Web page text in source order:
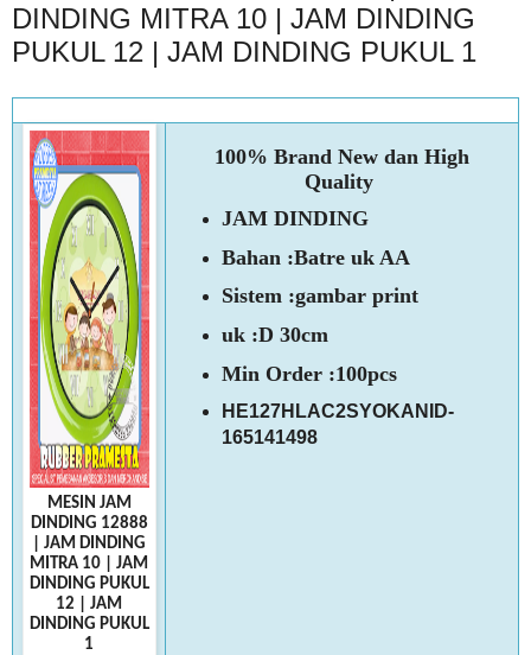
DINDING MITRA 10 | JAM DINDING
PUKUL 12 | JAM DINDING PUKUL 1
MESIN JAM
DINDING 12888
JAM DINDING
MITRA 10
JAM
DINDING PUKUL
12
JAM
DINDING PUKUL
1
100% Brand New dan High
Quality
JAM DINDING
Bahan :Batre uk AA
Sistem :gambar print
uk :D 30cm
Min Order :100pcs
HE127HLAC2SYOKANID-
165141498